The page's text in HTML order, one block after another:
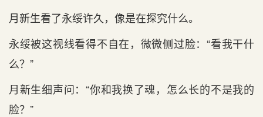
月新生看了永绥许久，像是在探究什么。
永绥被这视线看得不自在，微微侧过脸：“看我干什
么？”
月新生细声问：“你和我换了魂，怎么长的不是我的
脸？”